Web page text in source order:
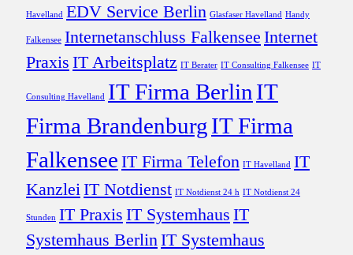
Havelland EDV Service Berlin Glasfaser Havelland Handy
Falkensee Internetanschluss Falkensee Internet
Praxis IT Arbeitsplatz IT Berater IT Consulting Falkensee IT
Consulting Havelland IT Firma BerlinIT
Firma BrandenburgIT Firma
Falkensee IT Firma Telefon IT Havelland IT
KanzleiIT Notdienst IT Notdienst 24 h IT Notdienst 24
Stunden IT Praxis IT Systemhaus IT
Systemhaus BerlinIT Systemhaus